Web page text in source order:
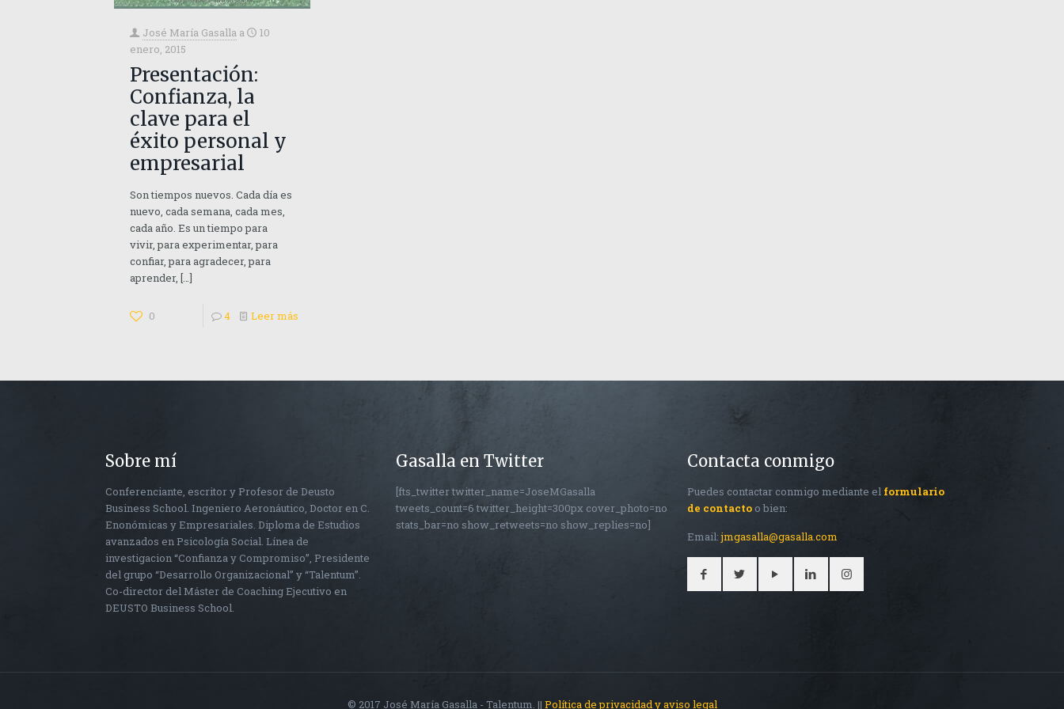
José María Gasalla a
10
enero, 2015
Presentación:
Confianza, la
clave para el
éxito personal y
empresarial
Son tiempos nuevos. Cada día es
nuevo, cada semana, cada mes,
cada año. Es un tiempo para
vivir, para experimentar, para
confiar, para agradecer, para
aprender, […]
0 4 Leer más
Sobre mí
Conferenciante, escritor y Profesor de Deusto
Business School. Ingeniero Aeronáutico, Doctor en C.
Enonómicas y Empresariales. Diploma de Estudios
avanzados en Psicología Social. Línea de
investigacion “Confianza y Compromiso”, Presidente
del grupo “Desarrollo Organizacional” y “Talentum”.
Co-director del Máster de Coaching Ejecutivo en
DEUSTO Business School.
Gasalla en Twitter
[fts_twitter twitter_name=JoseMGasalla
tweets_count=6 twitter_height=300px cover_photo=no
stats_bar=no show_retweets=no show_replies=no]
Contacta conmigo
Puedes contactar conmigo mediante el formulario
de contactoo bien:
Email:jmgasalla@gasalla.com
© 2017 José María Gasalla - Talentum. || Política de privacidad y aviso legal